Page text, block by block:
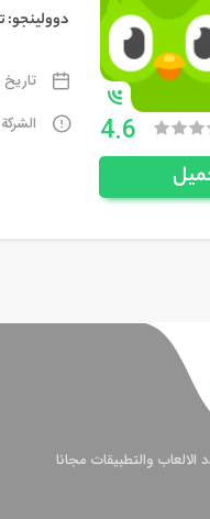
4.6
دوولينجو:
والتطبيقات مجانا